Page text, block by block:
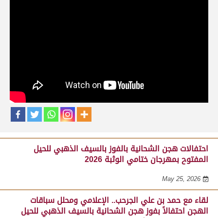
المنظمة لسباق الهجن، احتفالاً بفوز هجن
بميدان الوثبة 22-05-2026
احتفالات هجن الشحانية بالفوز بالسيف الذهبي للحيل
المفتوح بمهرجان ختامي الوثبة 2026
May 25, 2026
لقاء مع حمد بن علي الجرحب.. الإعلامي ومحلل سباقات
الهجن احتفالاً بفوز هجن الشحانية بالسيف الذهبي للحيل